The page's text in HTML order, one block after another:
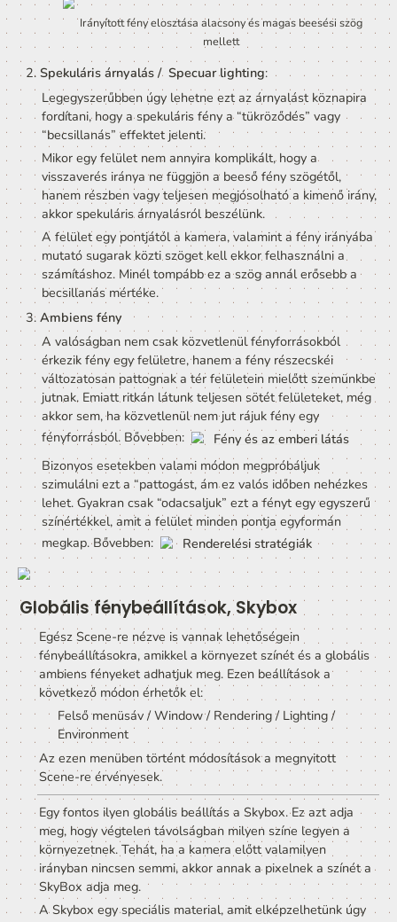
betekintésének szöge nem számít. Ez a erősség
kiszámolható, a következők alapján:
Távolság a fényforrástól - Pontszerű és
(zseblámpa típusú) fényforrás esetén az azonos
területre érkező fénymennyiség csökken a
növekedésével. A messzi gyertya nem sokat ér.
fénymennyiség fordítottan arányos a távolság
négyzetével. (Ennek nincs jelentősége irányított
fénynél.)
Beesési szög - Bármely típusú fény esetén
hogy milyen szögben érkezik be a fény a
képest, hiszen alacsony beesés esetén az
fény nagyobb felületen oszlik el. Ezért is van
a tél és a nyár közt. nyáron a nap magasabb
delel.
A fénymennyiség egyenesen arányos a
szinuszával.
Irányított fény elosztása alacsony és magas beesési szög
mellett
Spekuláris árnyalás /  Specuar lighting:
Legegyszerűbben úgy lehetne ezt az árnyalást
fordítani, hogy a spekuláris fény a “tükröződés”
“becsillanás” effektet jelenti.
Mikor egy felület nem annyira komplikált, hogy a
visszaverés iránya ne függjön a beeső fény
hanem részben vagy teljesen megjósolható a
akkor spekuláris árnyalásról beszélünk.
A felület egy pontjától a kamera, valamint a fény
mutató sugarak közti szöget kell ekkor felhasználni
számításhoz. Minél tompább ez a szög annál
becsillanás mértéke.
Ambiens fény
A valóságban nem csak közvetlenül
érkezik fény egy felületre, hanem a fény részecskéi
változatosan pattognak a tér felületein mielőtt
jutnak. Emiatt ritkán látunk teljesen sötét
akkor sem, ha közvetlenül nem jut rájuk fény egy